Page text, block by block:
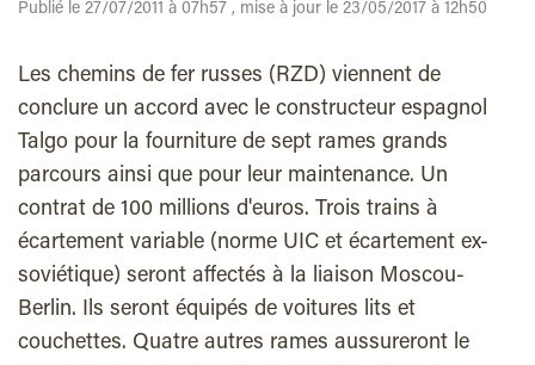
Publié le 27/07/2011 à 07h57 , mise à jour le 23/05/2017 à 12h50
Les chemins de fer russes (RZD) viennent de
conclure un accord avec le constructeur espagnol
Talgo pour la fourniture de sept rames grands
parcours ainsi que pour leur maintenance. Un
contrat de 100 millions d'euros. Trois trains à
écartement variable (norme UIC et écartement ex-
soviétique) seront affectés à la liaison Moscou-
Berlin. Ils seront équipés de voitures lits et
couchettes. Quatre autres rames aussureront le